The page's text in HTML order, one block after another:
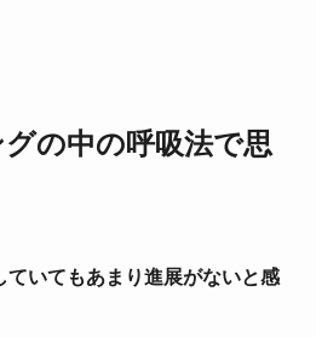
グの中の呼吸法で思
ていてもあまり進展がないと感